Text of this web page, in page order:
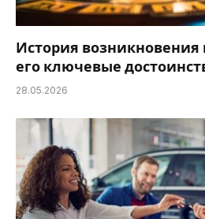
История возникновения
его ключевые
28.05.2026